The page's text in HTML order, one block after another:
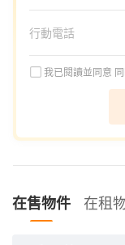
我已閱讀並同意
在售物件 在租